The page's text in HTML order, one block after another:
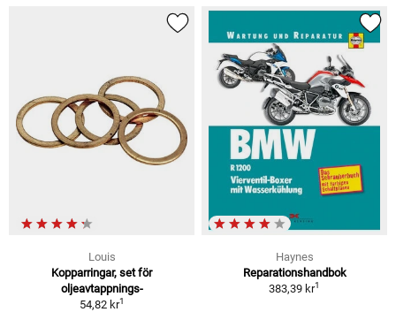
Louis
Kopparringar, set för
oljeavtappnings-
54,82 kr1
Haynes
Reparationshandbok
383,39 kr1